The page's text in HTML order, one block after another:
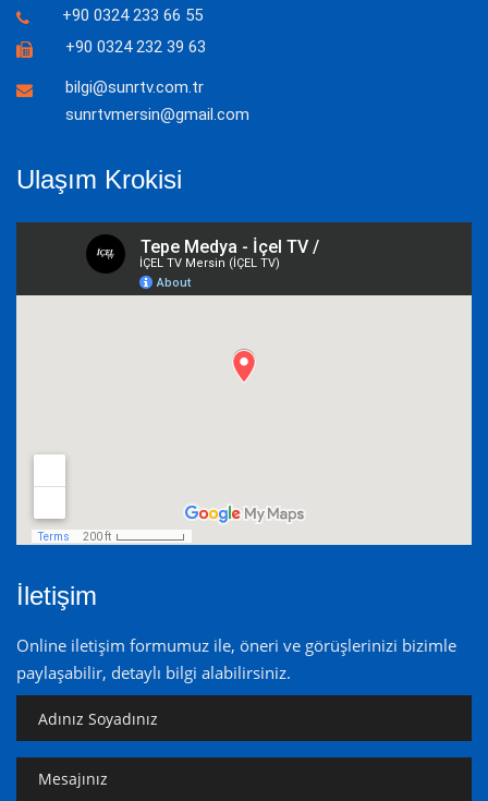
+90 0324 233 66 55
+90 0324 232 39 63
bilgi@sunrtv.com.tr
sunrtvmersin@gmail.com
Ulaşım Krokisi
İletişim
Online iletişim formumuz ile, öneri ve görüşlerinizi bizimle
paylaşabilir, detaylı bilgi alabilirsiniz.